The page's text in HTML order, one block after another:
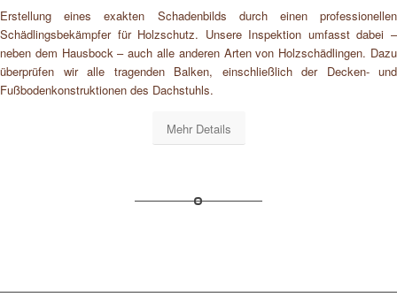
Erstellung eines exakten Schadenbilds durch einen professionellen
Schädlingsbekämpfer für Holzschutz. Unsere Inspektion umfasst dabei –
neben dem Hausbock – auch alle anderen Arten von Holzschädlingen. Dazu
überprüfen wir alle tragenden Balken, einschließlich der Decken- und
Fußbodenkonstruktionen des Dachstuhls.
Mehr Details